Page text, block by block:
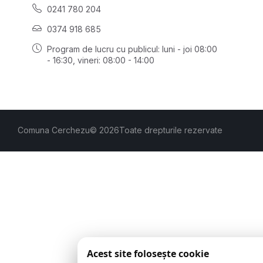
0241 780 204
0374 918 685
Program de lucru cu publicul: luni - joi 08:00
- 16:30 , vineri: 08:00 - 14:00
Comuna Cerchezu© 2026Toate drepturile rezervate
Acest site folosește cookie